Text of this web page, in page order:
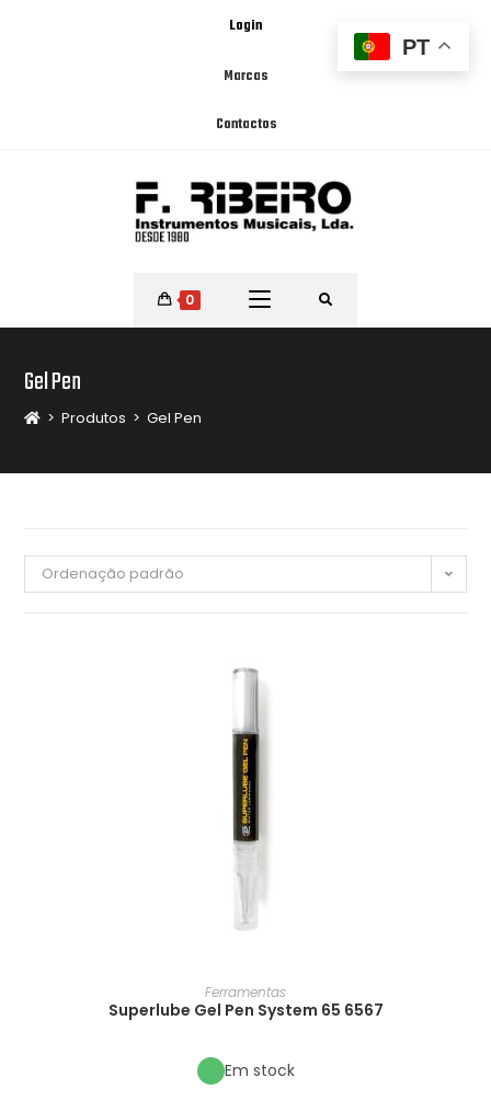
Login
Marcas
Contactos
0
Gel Pen
> Produtos > Gel Pen
Ordenação padrão
Ferramentas
Superlube Gel Pen System 65 6567
Em stock
PT